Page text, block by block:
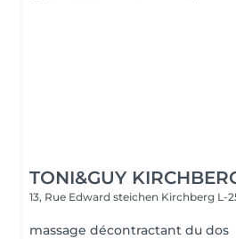
TONI&GUY
13, Rue Edward steichen Kirchberg L-
massage décontractant du dos